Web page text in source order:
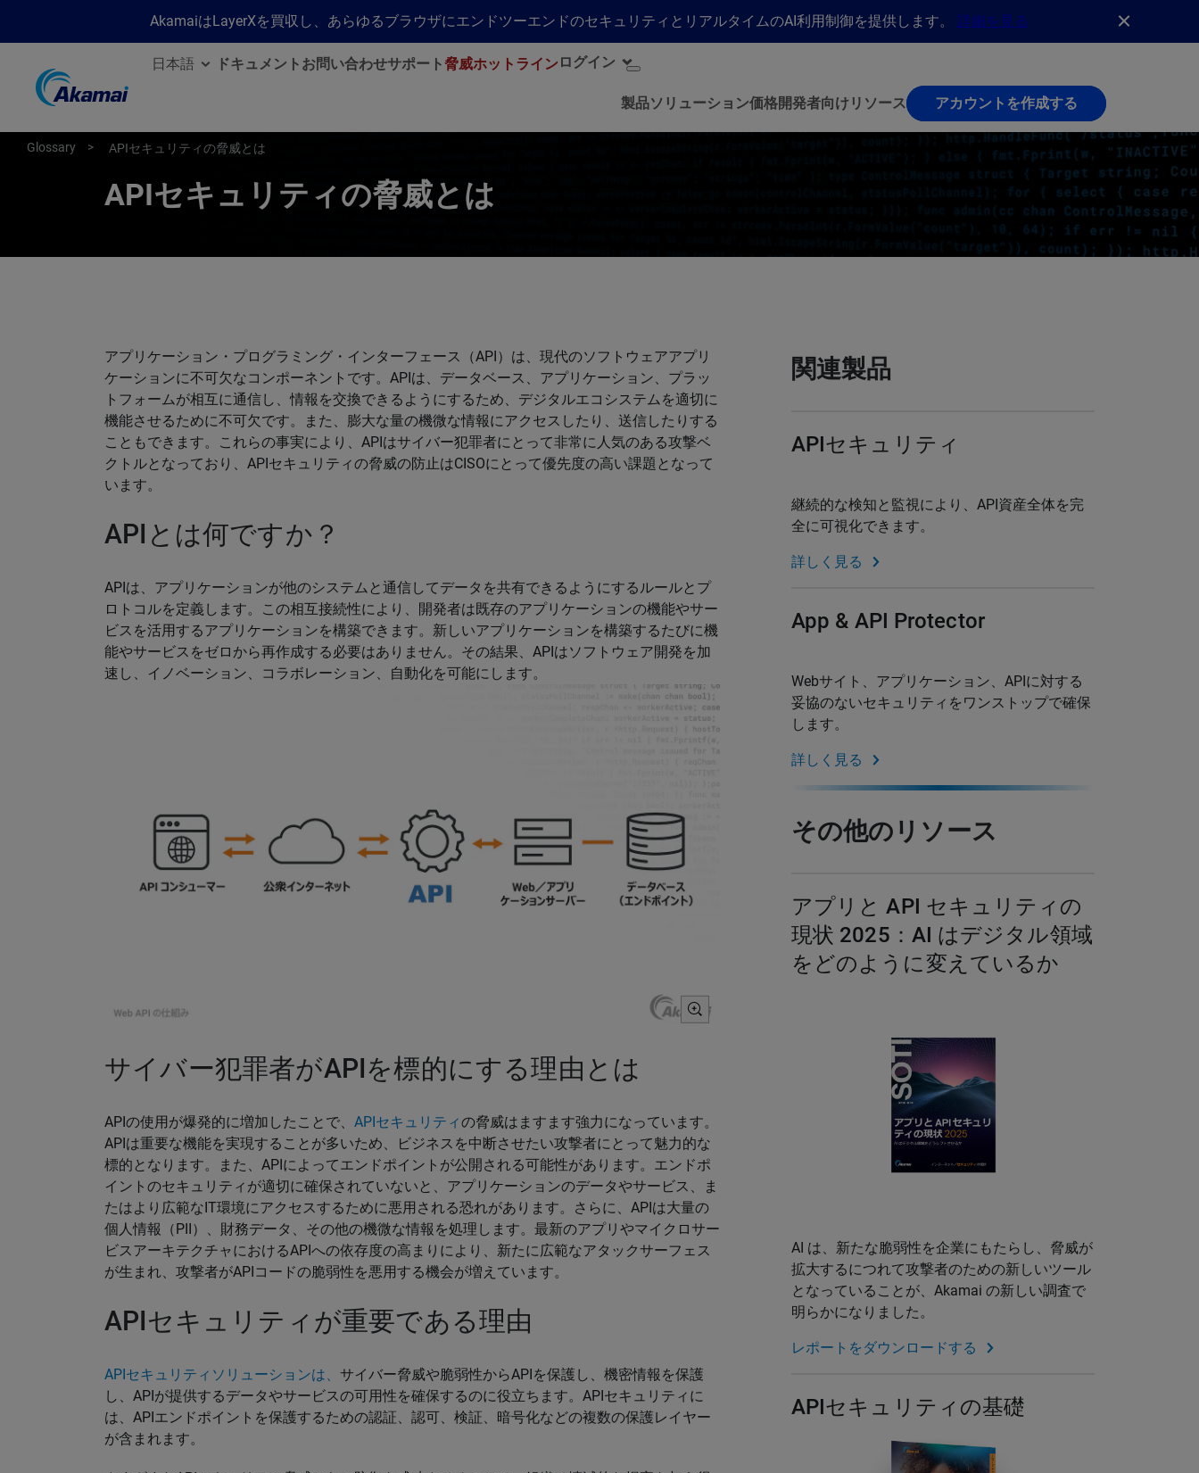
AkamaiはLayerXを買収し、あらゆるブラウザにエンドツーエンドのセキュリティとリアルタイムのAI利用制御を提供します。 詳細を見る
日本語 ドキュメント お問い合わせサポート脅威ホットライン ログイン
製品ソリューション価格開発者向け リソース アカウントを作成する
Glossary APIセキュリティの脅威とは
APIセキュリティの脅威とは
アプリケーション・プログラミング・インターフェース（API）は、現代のソフトウェアアプリ
ケーションに不可欠なコンポーネントです。APIは、データベース、アプリケーション、プラッ
トフォームが相互に通信し、情報を交換できるようにするため、デジタルエコシステムを適切に
機能させるために不可欠です。また、膨大な量の機微な情報にアクセスしたり、送信したりする
こともできます。これらの事実により、APIはサイバー犯罪者にとって非常に人気のある攻撃ベ
クトルとなっており、APIセキュリティの脅威の防止はCISOにとって優先度の高い課題となって
います。
APIとは何ですか？
APIは、アプリケーションが他のシステムと通信してデータを共有できるようにするルールとプ
ロトコルを定義します。この相互接続性により、開発者は既存のアプリケーションの機能やサー
ビスを活用するアプリケーションを構築できます。新しいアプリケーションを構築するたびに機
能やサービスをゼロから再作成する必要はありません。その結果、APIはソフトウェア開発を加
速し、イノベーション、コラボレーション、自動化を可能にします。
サイバー犯罪者がAPIを標的にする理由とは
APIの使用が爆発的に増加したことで、 APIセキュリティの脅威はますます強力になっています。
APIは重要な機能を実現することが多いため、ビジネスを中断させたい攻撃者にとって魅力的な
標的となります。また、APIによってエンドポイントが公開される可能性があります。エンドポ
イントのセキュリティが適切に確保されていないと、アプリケーションのデータやサービス、ま
たはより広範なIT環境にアクセスするために悪用される恐れがあります。さらに、APIは大量の
個人情報（PII）、財務データ、その他の機微な情報を処理します。最新のアプリやマイクロサー
ビスアーキテクチャにおけるAPIへの依存度の高まりにより、新たに広範なアタックサーフェス
が生まれ、攻撃者がAPIコードの脆弱性を悪用する機会が増えています。
APIセキュリティが重要である理由
APIセキュリティソリューションは、 サイバー脅威や脆弱性からAPIを保護し、機密情報を保護
し、APIが提供するデータやサービスの可用性を確保するのに役立ちます。APIセキュリティに
は、APIエンドポイントを保護するための認証、認可、検証、暗号化などの複数の保護レイヤー
が含まれます。
関連製品
APIセキュリティ
継続的な検知と監視により、API資産全体を完
全に可視化できます。
詳しく見る
App & API Protector
Webサイト、アプリケーション、APIに対する
妥協のないセキュリティをワンストップで確保
します。
詳しく見る
その他のリソース
アプリと API セキュリティの
現状 2025：AI はデジタル領域
をどのように変えているか
AI は、新たな脆弱性を企業にもたらし、脅威が
拡大するにつれて攻撃者のための新しいツール
となっていることが、Akamai の新しい調査で
明らかになりました。
レポートをダウンロードする
APIセキュリティの基礎